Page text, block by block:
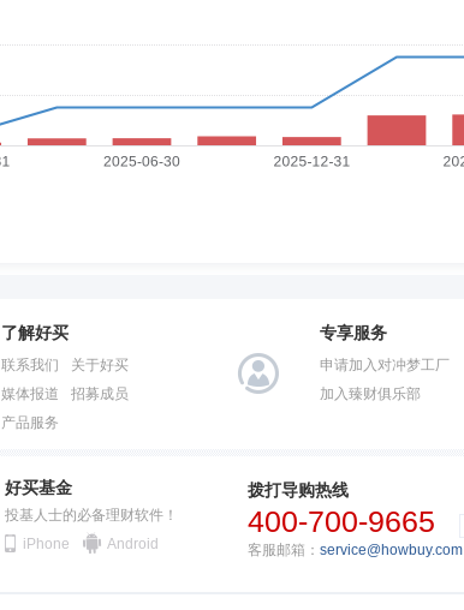
了解好买
联系我们
关于好买
媒体报道
招募成员
产品服务
专享服务
申请加入对冲梦工厂
加入臻财俱乐部
好买基金
投基人士的必备理财软件！
iPhone
Android
拨打导购热线
400-700-9665
客服邮箱： service@howbuy.com